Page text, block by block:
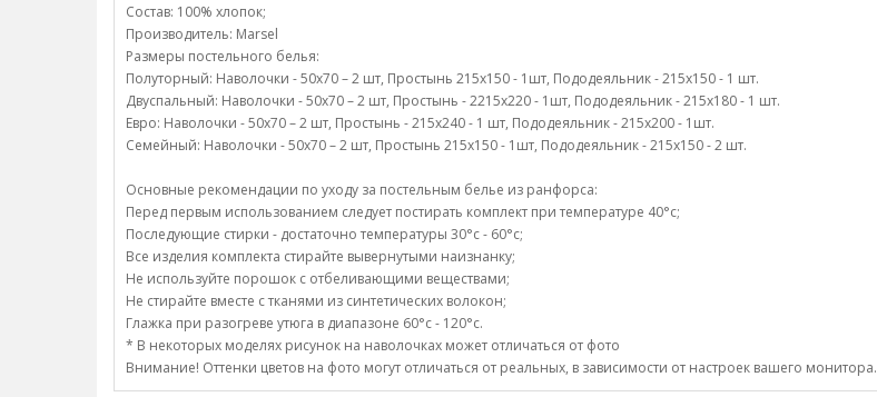
Состав: 100% хлопок;
Производитель: Marsel
Размеры постельного белья:
Полуторный: Наволочки - 50х70 – 2 шт, Простынь 215х150 - 1шт, Пододеяльник - 215х150 - 1 шт.
Двуспальный: Наволочки - 50х70 – 2 шт, Простынь - 2215х220 - 1шт, Пододеяльник - 215х180 - 1 шт.
Евро: Наволочки - 50х70 – 2 шт, Простынь - 215х240 - 1 шт, Пододеяльник - 215х200 - 1шт.
Семейный: Наволочки - 50х70 – 2 шт, Простынь 215х150 - 1шт, Пододеяльник - 215х150 - 2 шт.
Основные рекомендации по уходу за постельным белье из ранфорса:
Перед первым использованием следует постирать комплект при температуре 40°c;
Последующие стирки - достаточно температуры 30°c - 60°c;
Все изделия комплекта стирайте вывернутыми наизнанку;
Не используйте порошок с отбеливающими веществами;
Не стирайте вместе с тканями из синтетических волокон;
Глажка при разогреве утюга в диапазоне 60°c - 120°c.
* В некоторых моделях рисунок на наволочках может отличаться от фото
Внимание! Оттенки цветов на фото могут отличаться от реальных, в зависимости от настроек вашего монитора.